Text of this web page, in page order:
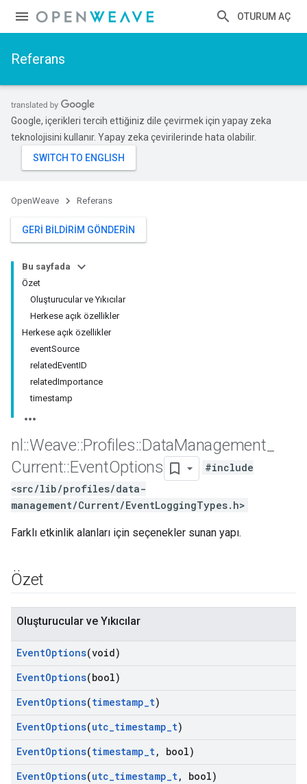
OTURUM AÇ
Referans
Google, içerikleri tercih ettiğiniz dile çevirmek için yapay zeka
teknolojisini kullanır. Yapay zeka çevirilerinde hata olabilir.
OpenWeave Referans
GERI BILDIRIM GÖNDERIN
Bu sayfada
Özet
Oluşturucular ve Yıkıcılar
Herkese açık özellikler
Herkese açık özellikler
eventSource
relatedEventID
relatedImportance
timestamp
nl ::Weave::Profiles::DataManagement
Current::EventOptions
#include
<src/lib/profiles/data-
management/Current/EventLoggingTypes.h>
Farklı etkinlik alanları için seçenekler sunan yapı.
Özet
Oluşturucular ve Yıkıcılar
EventOptions(void)
EventOptions(bool)
EventOptions(timestamp_t)
EventOptions(utc_timestamp_t)
EventOptions(timestamp_t,
bool)
EventOptions(utc_timestamp_t,
bool)